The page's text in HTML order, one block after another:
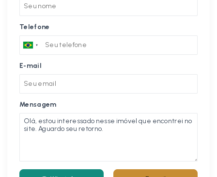
Telefone
E-mail
Mensagem